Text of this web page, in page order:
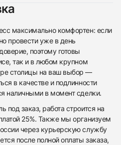
максимально комфортен: если
провести уже в день
поэтому готовы
так и в любом крупном
столицы на ваш выбор —
в качестве и подлинности
наличными в момент сделки.
заказ, работа строится на
25%. Также мы организуем
через курьерскую службу
после полной оплаты заказа,